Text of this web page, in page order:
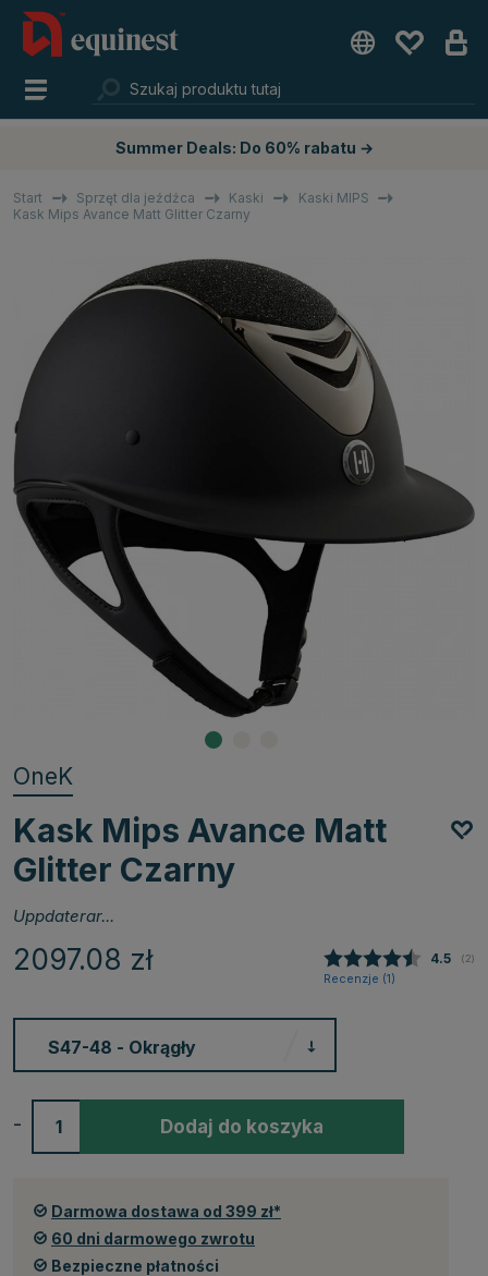
Summer Deals: Do 60% rabatu →
Start Sprzęt dla jeźdźca Kaski
Kaski MIPS
Kask Mips Avance Matt Glitter Czarny
OneK
Kask Mips Avance Matt
Glitter Czarny
Uppdaterar...
2097.08 zł 4.5 (2)
Recenzje (1)
- Dodaj do koszyka
Darmowa dostawa od 399 zł*
60 dni darmowego zwrotu
Bezpieczne płatności